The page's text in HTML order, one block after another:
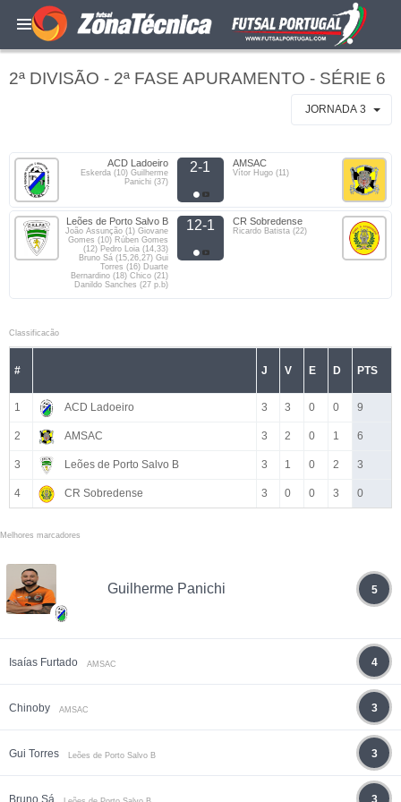
2ª DIVISÃO - 2ª FASE APURAMENTO - SÉRIE 6
JORNADA 3
ACD Ladoeiro
Eskerda (10) Guilherme
Panichi (37)
2-1 AMSAC
Vítor Hugo (11)
Leões de Porto Salvo B
João Assunção (1) Giovane
Gomes (10) Rúben Gomes
(12) Pedro Loia (14,33)
Bruno Sá (15,26,27) Gui
Torres (16) Duarte
Bernardino (18) Chico (21)
Danildo Sanches (27 p.b)
12-1 CR Sobredense
Ricardo Batista (22)
Classificacão
# J V E D PTS
1 ACD Ladoeiro 3 3 0 0 9
2 AMSAC 3 2 0 1 6
3 Leões de Porto Salvo B 3 1 0 2 3
4 CR Sobredense 3 0 0 3 0
Melhores marcadores
Guilherme Panichi 5
Isaías Furtado AMSAC 4
Chinoby AMSAC 3
Gui Torres Leões de Porto Salvo B 3
Bruno Sá 3